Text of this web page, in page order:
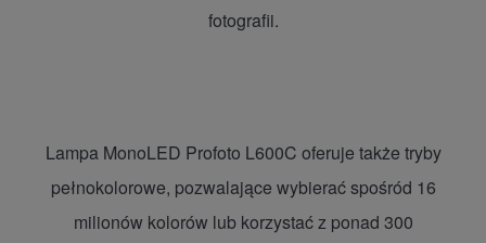
fotografii.
Lampa MonoLED Profoto L600C oferuje także tryby
pełnokolorowe, pozwalające wybierać spośród 16
milionów kolorów lub korzystać z ponad 300